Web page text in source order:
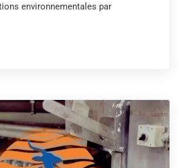
environnementales par